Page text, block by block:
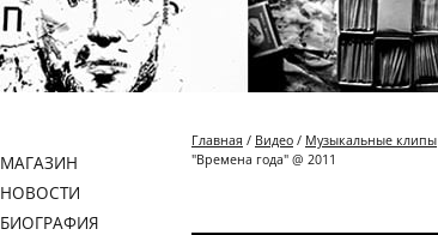
МАГАЗИН
НОВОСТИ
БИОГРАФИЯ
Главная / Видео / Музыкальные клипы
"Времена года" @ 2011